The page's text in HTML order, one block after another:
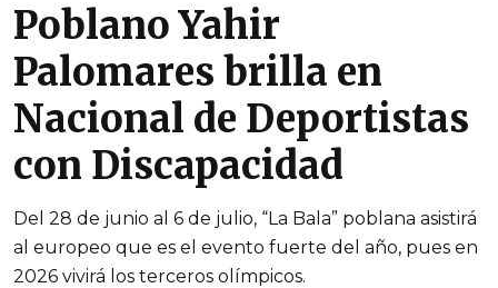
Poblano Yahir
Palomares brilla en
Nacional de Deportistas
con Discapacidad
Del 28 de junio al 6 de julio, “La Bala” poblana asistirá
al europeo que es el evento fuerte del año, pues en
2026 vivirá los terceros olímpicos.